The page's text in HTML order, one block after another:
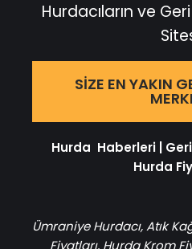
Hurdacıların ve
SIZE EN YAKIN
Hurda Haberleri|
Hurda
Ümraniye Hurdacı,Atık
Fiyatları, Hurda Krom